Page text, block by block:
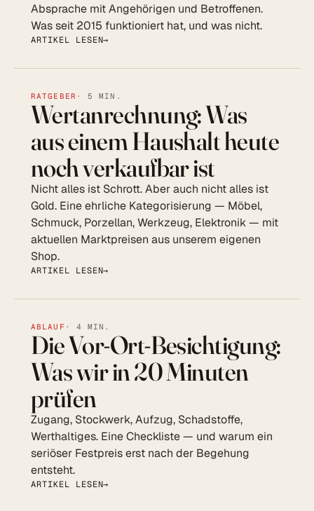
Absprache mit Angehörigen und Betroffenen.
Was seit 2015 funktioniert hat, und was nicht.
ARTIKEL LESEN
RATGEBER · 5 MIN.
Wertanrechnung: Was
aus einem Haushalt heute
noch verkaufbar ist
Nicht alles ist Schrott. Aber auch nicht alles ist
Gold. Eine ehrliche Kategorisierung — Möbel,
Schmuck, Porzellan, Werkzeug, Elektronik — mit
aktuellen Marktpreisen aus unserem eigenen
Shop.
ARTIKEL LESEN
ABLAUF · 4 MIN.
Die Vor-Ort-Besichtigung:
Was wir in 20 Minuten
prüfen
Zugang, Stockwerk, Aufzug, Schadstoffe,
Werthaltiges. Eine Checkliste — und warum ein
seriöser Festpreis erst nach der Begehung
entsteht.
ARTIKEL LESEN